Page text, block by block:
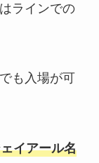
ラインでの
も入場が可
イアール名